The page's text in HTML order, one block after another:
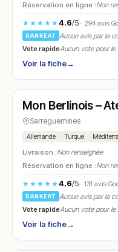
Réservation en ligne :Non
★★★★★4.6/5· 294 avis
RANKEAT
Aucun avis par la
Vote rapideAucun vote pour le
Voir la fiche→
N° 15
Mon Berlinois –
Sarreguemines
Allemande Turque
Livraison :Non renseignée
Réservation en ligne :Non
★★★★★4.6/5· 131 avis
RANKEAT
Aucun avis par la
Vote rapideAucun vote pour le
Voir la fiche→